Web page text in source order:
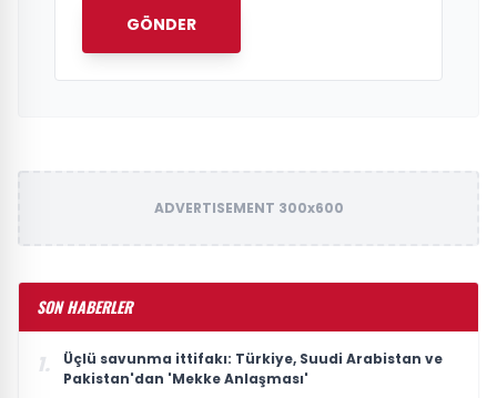
GÖNDER
ADVERTISEMENT 300x600
SON HABERLER
1.
Üçlü savunma ittifakı: Türkiye, Suudi Arabistan ve
Pakistan'dan 'Mekke Anlaşması'